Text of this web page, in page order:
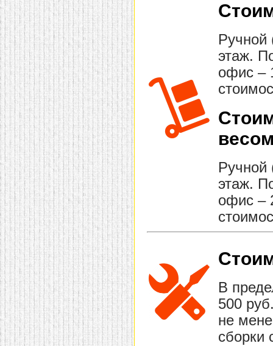
Ручной
этаж.
офис –
Ручной
этаж.
офис –
В
500
не
сборки